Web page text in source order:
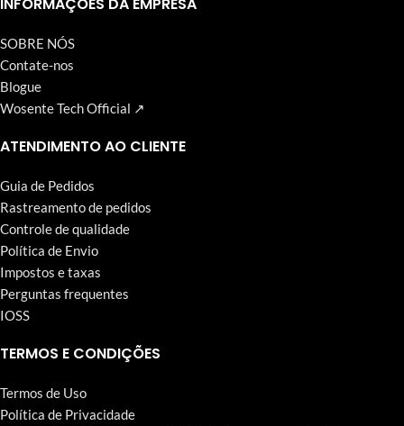
SOBRE NÓS
Contate-nos
Blogue
Wosente Tech Official ↗
ATENDIMENTO AO CLIENTE
Guia de Pedidos
Rastreamento de pedidos
Controle de qualidade
Política de Envio
Impostos e taxas
Perguntas frequentes
IOSS
TERMOS E CONDIÇÕES
Termos de Uso
Política de Privacidade